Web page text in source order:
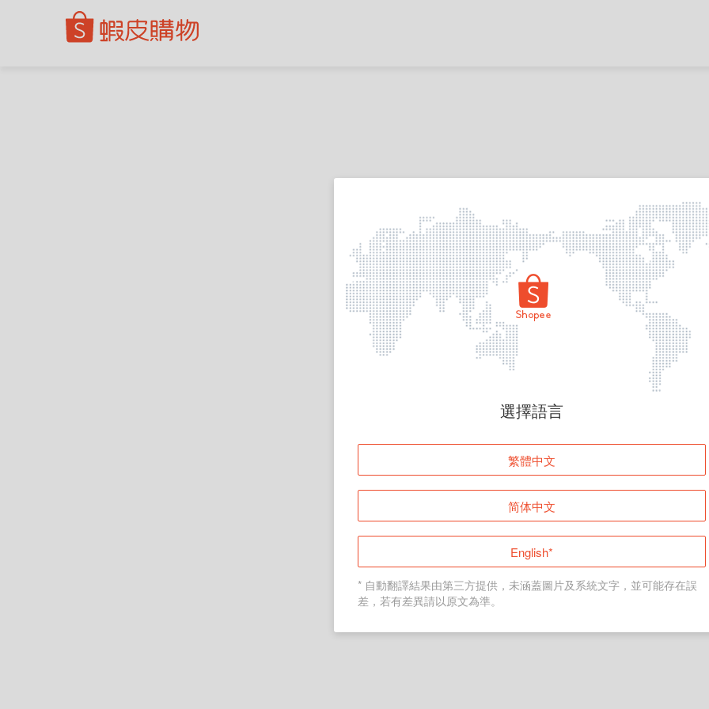
頁面無法顯示
登入
返回首頁
選擇語言
繁體中文
简体中文
English*
* 自動翻譯結果由第三方提供，未涵蓋圖片及系統文字，並可能存在誤
差，若有差異請以原文為準。